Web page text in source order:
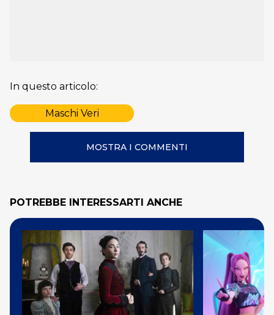
In questo articolo:
Maschi Veri
MOSTRA I COMMENTI
POTREBBE INTERESSARTI ANCHE